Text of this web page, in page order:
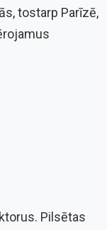
tostarp Parīzē,
Pilsētas